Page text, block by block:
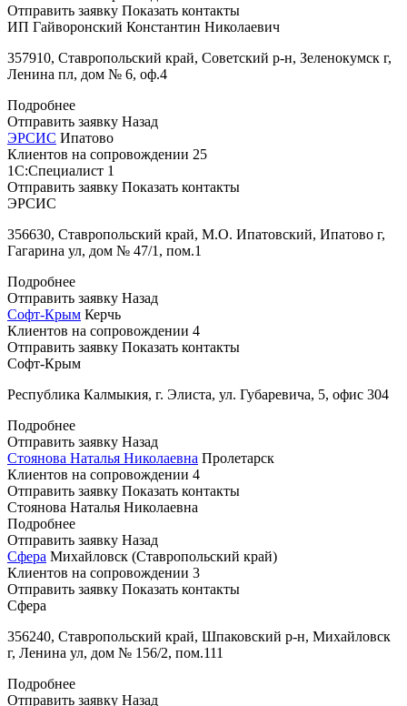
Отправить заявку Показать контакты
ИП Гайворонский Константин Николаевич
357910, Ставропольский край, Советский р-н, Зеленокумск г,
Ленина пл, дом № 6, оф.4
Подробнее
Отправить заявку Назад
ЭРСИС Ипатово
Клиентов на сопровождении 25
1С:Специалист 1
Отправить заявку Показать контакты
ЭРСИС
356630, Ставропольский край, М.О. Ипатовский, Ипатово г,
Гагарина ул, дом № 47/1, пом.1
Подробнее
Отправить заявку Назад
Софт-Крым Керчь
Клиентов на сопровождении 4
Отправить заявку Показать контакты
Софт-Крым
Республика Калмыкия, г. Элиста, ул. Губаревича, 5, офис 304
Подробнее
Отправить заявку Назад
Стоянова Наталья Николаевна Пролетарск
Клиентов на сопровождении 4
Отправить заявку Показать контакты
Стоянова Наталья Николаевна
Подробнее
Отправить заявку Назад
Сфера Михайловск (Ставропольский край)
Клиентов на сопровождении 3
Отправить заявку Показать контакты
Сфера
356240, Ставропольский край, Шпаковский р-н, Михайловск
г, Ленина ул, дом № 156/2, пом.111
Подробнее
Отправить заявку Назад